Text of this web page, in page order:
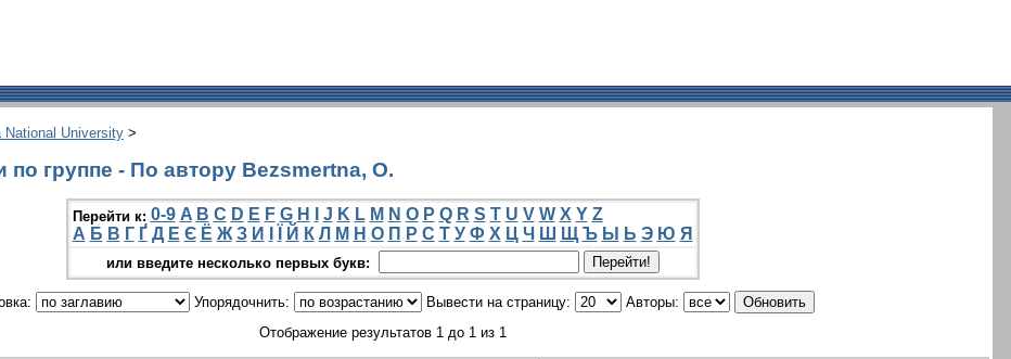
National University >
группе - По автору Bezsmertna, O.
Перейти к: 0-9 A B C D E F G H J K L M N O P Q R S T U V W X Y Z
А Б В Г Ґ Д Е Є Ё Ж З И Й К Л М Н О П Р С Т У Ф Х Ц Ч Ш Щ Ъ Ы Ь Э Ю Я
или введите несколько первых букв:
Упорядочнить: Вывести на страницу:
Авторы:
Отображение результатов 1 до 1 из 1